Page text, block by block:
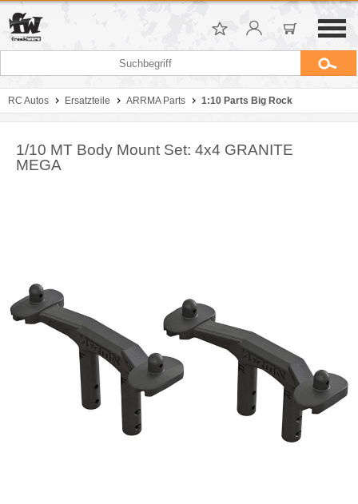
RC Autos Ersatzteile ARRMA Parts 1:10 Parts Big Rock
1/10 MT Body Mount Set: 4x4 GRANITE
MEGA